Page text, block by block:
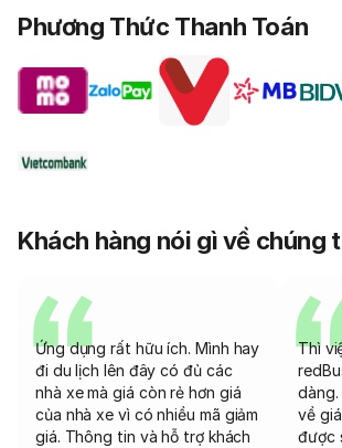
Phương Thức Thanh Toán
Khách hàng nói gì về chúng
Ứng dụng rất hữu ích. Mình hay
đi du lịch lên đây có đủ các
nhà xe mà giá còn rẻ hơn giá
của nhà xe vì có nhiều mã giảm
giá. Thông tin và hỗ trợ khách
Thì
dàng.
về
được